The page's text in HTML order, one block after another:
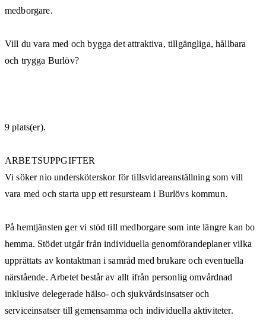
medborgare.
Vill du vara med och bygga det attraktiva, tillgängliga, hållbara
och trygga Burlöv?
9 plats(er).
ARBETSUPPGIFTER
Vi söker nio undersköterskor för tillsvidareanställning som vill
vara med och starta upp ett resursteam i Burlövs kommun.
På hemtjänsten ger vi stöd till medborgare som inte längre kan bo
hemma. Stödet utgår från individuella genomförandeplaner vilka
upprättats av kontaktman i samråd med brukare och eventuella
närstående. Arbetet består av allt ifrån personlig omvårdnad
inklusive delegerade hälso- och sjukvårdsinsatser och
serviceinsatser till gemensamma och individuella aktiviteter.